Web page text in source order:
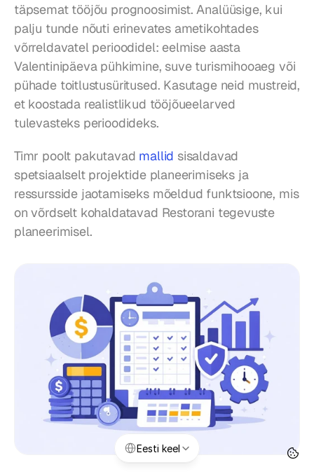
täpsemat tööjõu prognoosimist. Analüüsige, kui
palju tunde nõuti erinevates ametikohtades
võrreldavatel perioodidel: eelmise aasta
Valentinipäeva pühkimine, suve turismihooaeg või
pühade toitlustusüritused. Kasutage neid mustreid,
et koostada realistlikud tööjõueelarved
tulevasteks perioodideks.
Timr poolt pakutavad mallid sisaldavad
spetsiaalselt projektide planeerimiseks ja
ressursside jaotamiseks mõeldud funktsioone, mis
on võrdselt kohaldatavad Restorani tegevuste
planeerimisel.
Eesti keel